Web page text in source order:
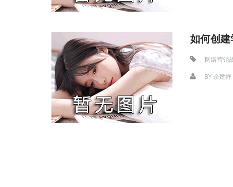
如何创
网络营销
BY余建祥